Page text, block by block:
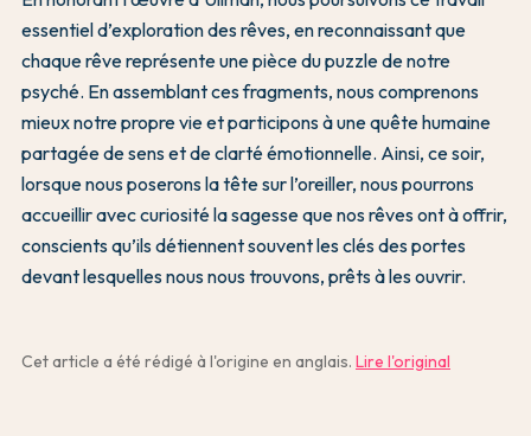
essentiel d’exploration des rêves, en reconnaissant que
chaque rêve représente une pièce du puzzle de notre
psyché. En assemblant ces fragments, nous comprenons
mieux notre propre vie et participons à une quête humaine
partagée de sens et de clarté émotionnelle. Ainsi, ce soir,
lorsque nous poserons la tête sur l’oreiller, nous pourrons
accueillir avec curiosité la sagesse que nos rêves ont à offrir,
conscients qu’ils détiennent souvent les clés des portes
devant lesquelles nous nous trouvons, prêts à les ouvrir.
Cet article a été rédigé à l'origine en anglais. Lire l'original